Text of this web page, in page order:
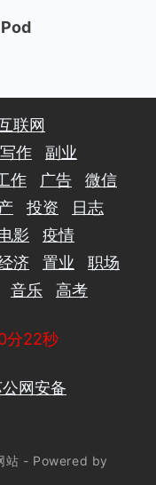
联网
写作
副业
作 广告
微信
投资
日志
影
疫情
济 置业
职场
音乐 高考
分23秒
网安备
- Powered by